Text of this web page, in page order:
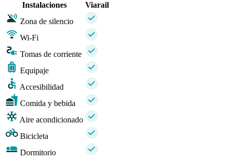
Instalaciones
Viarail
Zona de silencio
Wi-Fi
Tomas de corriente
Equipaje
Accesibilidad
Comida y bebida
Aire acondicionado
Bicicleta
Dormitorio